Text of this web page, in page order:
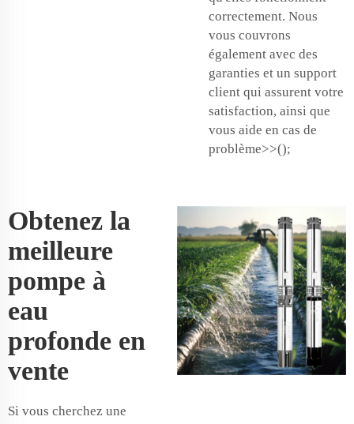
correctement. Nous
vous couvrons
également avec des
garanties et un support
client qui assurent votre
satisfaction, ainsi que
vous aide en cas de
problème>>();
Obtenez la
meilleure
pompe à
eau
profonde en
vente
Si vous cherchez une